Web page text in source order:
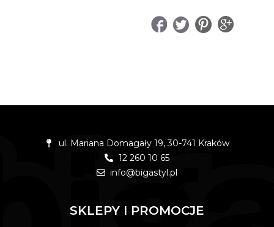
ul. Mariana Domagały 19, 30-741 Kraków
12 260 10 65
info@bigastyl.pl
SKLEPY I PROMOCJE